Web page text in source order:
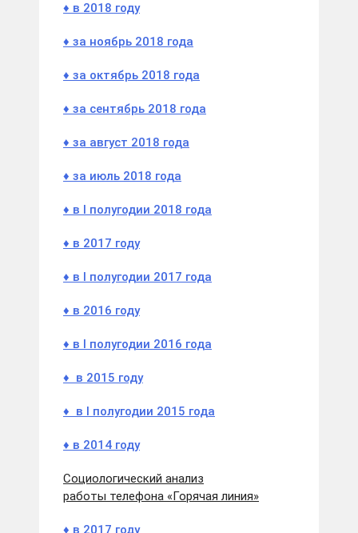
♦ в 2018 году
♦ за ноябрь 2018 года
♦ за октябрь 2018 года
♦ за сентябрь 2018 года
♦ за август 2018 года
♦ за июль 2018 года
♦ в I полугодии 2018 года
♦ в 2017 году
♦ в I полугодии 2017 года
♦ в 2016 году
♦ в I полугодии 2016 года
♦ в 2015 году
♦ в I полугодии 2015 года
♦ в 2014 году
Социологический анализ
работы телефона «Горячая линия»
♦ в 2017 году